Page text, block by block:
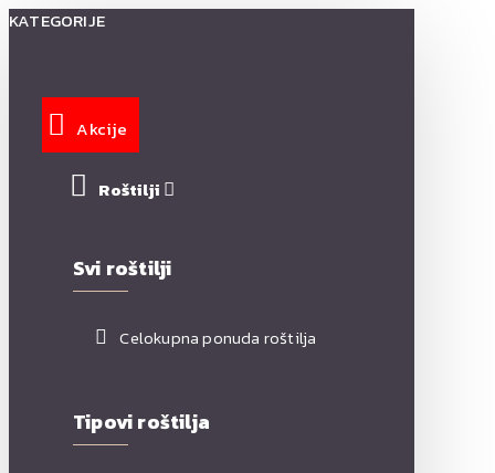
KATEGORIJE
Akcije
Roštilji
Svi roštilji
Celokupna ponuda roštilja
Tipovi roštilja